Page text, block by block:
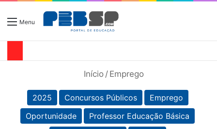
Menu
Início / Emprego
2025 Concursos Públicos
Emprego
Oportunidade
Professor Educação Básica